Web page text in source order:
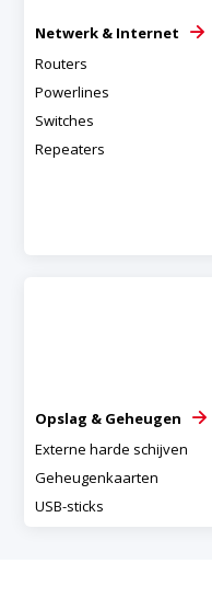
Netwerk & Internet
Routers
Powerlines
Switches
Repeaters
Opslag & Geheugen
Externe harde schijven
Geheugenkaarten
USB-sticks